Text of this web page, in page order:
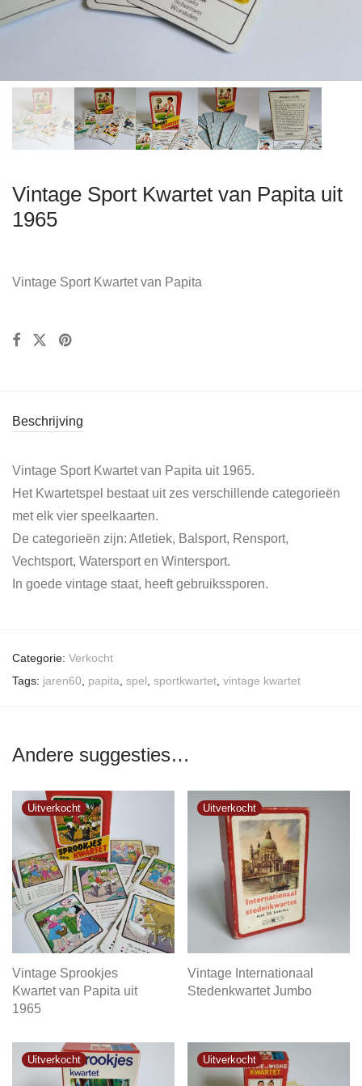
Vintage Sport Kwartet van Papita uit
1965
Vintage Sport Kwartet van Papita
Beschrijving
Vintage Sport Kwartet van Papita uit 1965.
Het Kwartetspel bestaat uit zes verschillende categorieën
met elk vier speelkaarten.
De categorieën zijn: Atletiek, Balsport, Rensport,
Vechtsport, Watersport en Wintersport.
In goede vintage staat, heeft gebruikssporen.
Categorie: Verkocht
Tags: jaren60 papita spel sportkwartet vintage kwartet
Andere suggesties…
Vintage Sprookjes
Kwartet van Papita uit
1965
Vintage Internationaal
Stedenkwartet Jumbo